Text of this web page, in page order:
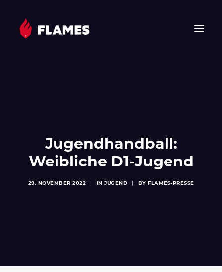
JUGEND
FAN-SHOP
Jugendhandball:
Weibliche D1-Jugend
29. NOVEMBER 2022 IN JUGEND BY FLAMES-PRESSE